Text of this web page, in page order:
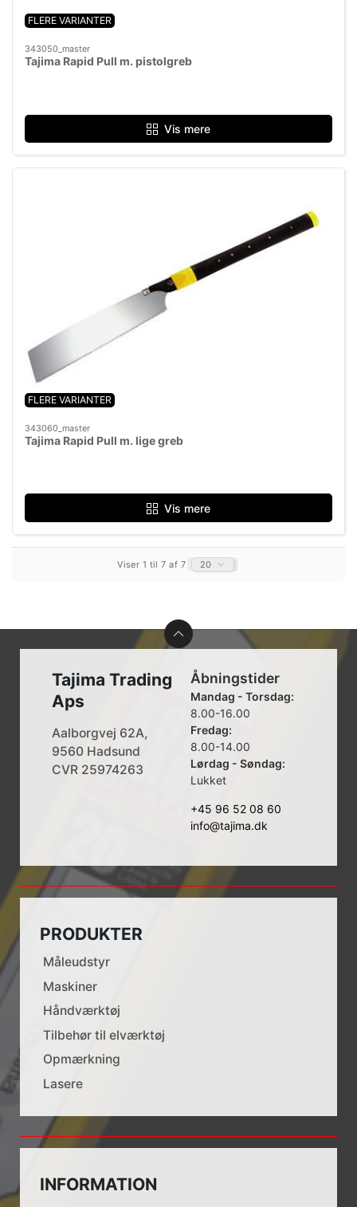
FLERE VARIANTER
343050_master
Tajima Rapid Pull m. pistolgreb
Vis mere
FLERE VARIANTER
343060_master
Tajima Rapid Pull m. lige greb
Vis mere
Viser 1 til 7 af 7 20
Tajima Trading
Aps
Aalborgvej 62A,
9560 Hadsund
CVR 25974263
Åbningstider
Mandag - Torsdag:
8.00-16.00
Fredag:
8.00-14.00
Lørdag - Søndag:
Lukket
+45 96 52 08 60
info@tajima.dk
PRODUKTER
Måleudstyr
Maskiner
Håndværktøj
Tilbehør til elværktøj
Opmærkning
Lasere
INFORMATION